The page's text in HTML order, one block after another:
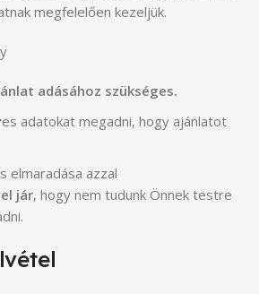
megfelelően kezeljük.
adásához szükséges.
adatokat megadni, hogy ajánlatot
elmaradása azzal
jár, hogy nem tudunk Önnek testre